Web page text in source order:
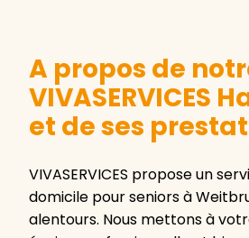
A propos de
VIVASERVICES
et de ses
VIVASERVICES propose un
domicile pour seniors à
alentours. Nous mettons à